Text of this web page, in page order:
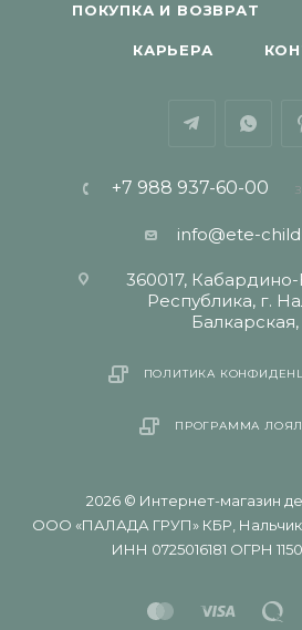
ПОКУПКА И ВОЗВРАТ
КАРЬЕРА
+7 988 937-60-00
info@ete-
360017,
Республика, г.
Балкарская,
ПОЛИТИКА
ПРОГРАММА
2026 © Интернет-магазин
ООО «ПАЛАДА ГРУП» КБР,
ИНН 0725016181 ОГРН